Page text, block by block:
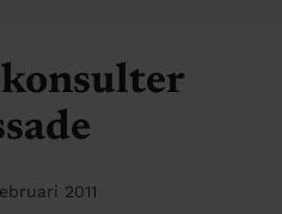
2011